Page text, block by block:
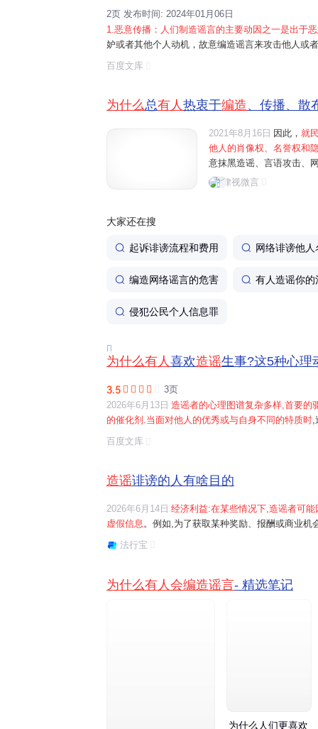
2页 发布时间: 2024年01月06日
1.恶意传播：人们制造谣言的主要动因之一是出于
妒或者其他个人动机，故意编造谣言来攻击他人或
言是为了追求自身的成就感
百度文库
为什么总有人热衷于编造、传播、散
2021年8月16日 因此， 就
他人的肖像权、名誉权和
意抹黑造谣、言语攻击、
处罚法》第四十二条规定
律视微言
大家还在搜
起诉诽谤流程和费用 网络诽谤他
编造网络谣言的危害 有人造谣你的
侵犯公民个人信息罪

为什么有人 喜欢造谣生事?这5种心理
3.5
3页
2026年6月13日 造谣者的心理图谱复杂多样,首要的
的催化剂.当面对他人的优秀或与自身不同的特质时,
低他人的虚假信息,成为他们缓解自身焦虑,获取虚
百度文库
造谣诽谤的人有啥目的
2026年6月14日 经济利益:在某些情况下,造谣者可
虚假信息 。例如,为了获取某种奖励、报酬或商业
移视线
掩盖真相
视线,从而逃避应承担的责任。
法行宝
为什么有人会编造谣言- 精选笔记
为什么人们更喜欢